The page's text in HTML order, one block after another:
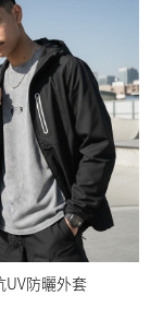
UV防曬外套